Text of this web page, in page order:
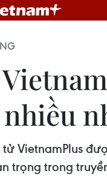
VietnamPlus
trọng trong